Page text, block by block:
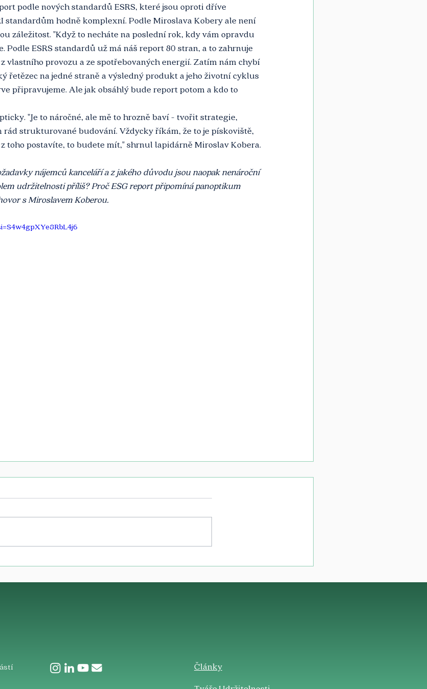
podle nových standardů ESRS, které jsou oproti dříve
standardům hodně komplexní. Podle Miroslava Kobery ale není
záležitost. "Když to necháte na poslední rok, kdy vám opravdu
Podle ESRS standardů už má náš report 80 stran, a to zahrnuje
z vlastního provozu a ze spotřebovaných energií. Zatím nám chybí
řetězec na jedné straně a výsledný produkt a jeho životní cyklus
připravujeme. Ale jak obsáhlý bude report potom a kdo to
"Je to náročné, ale mě to hrozně baví - tvořit strategie,
rád strukturované budování. Vždycky říkám, že to je pískoviště,
toho postavíte, to budete mít," shrnul lapidárně Miroslav Kobera.
nájemců kanceláří a z jakého důvodu jsou naopak nenároční
udržitelnosti příliš? Proč ESG report připomíná panoptikum
s Miroslavem Koberou.
​Články